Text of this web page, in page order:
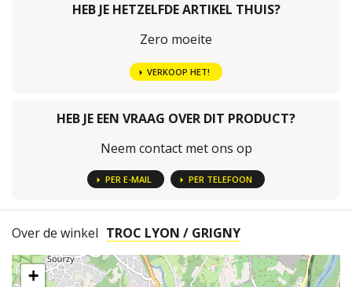
HEB JE HETZELFDE ARTIKEL THUIS?
Zero moeite
VERKOOP HET!
HEB JE EEN VRAAG OVER DIT PRODUCT?
Neem contact met ons op
PER E-MAIL PER TELEFOON
Over de winkel TROC LYON / GRIGNY
+